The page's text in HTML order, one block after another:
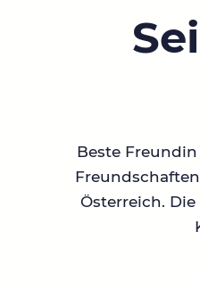
Beste
Österreich.